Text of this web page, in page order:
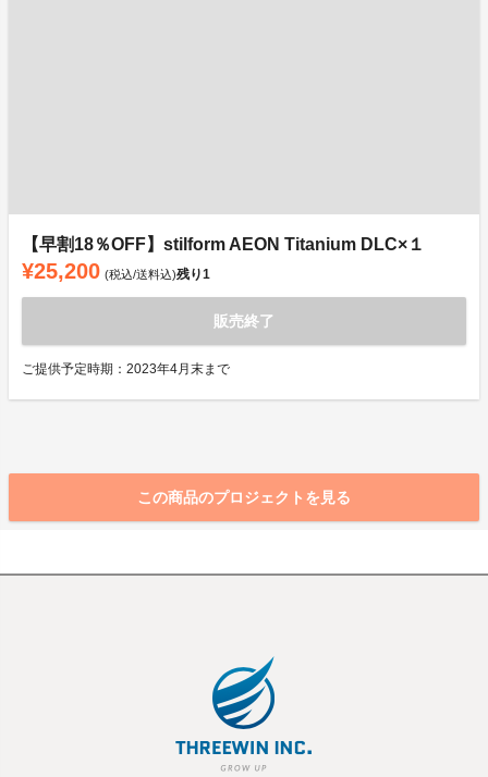
【早割18％OFF】stilform AEON Titanium DLC×１
¥25,200 (税込/送料込)残り1
販売終了
ご提供予定時期：2023年4月末まで
この商品のプロジェクトを見る